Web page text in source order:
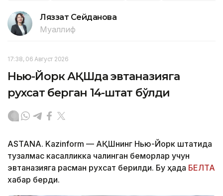
Ляззат Сейданова
Муаллиф
17:38, 06 Август 2026
Нью-Йорк АҚШда эвтаназияга
рухсат берган 14-штат бўлди
ASTANA. Kazinform — АҚШнинг Нью-Йорк штатида
тузалмас касалликка чалинган беморлар учун
эвтаназияга расман рухсат берилди. Бу ҳақда БЕЛТА
хабар берди.